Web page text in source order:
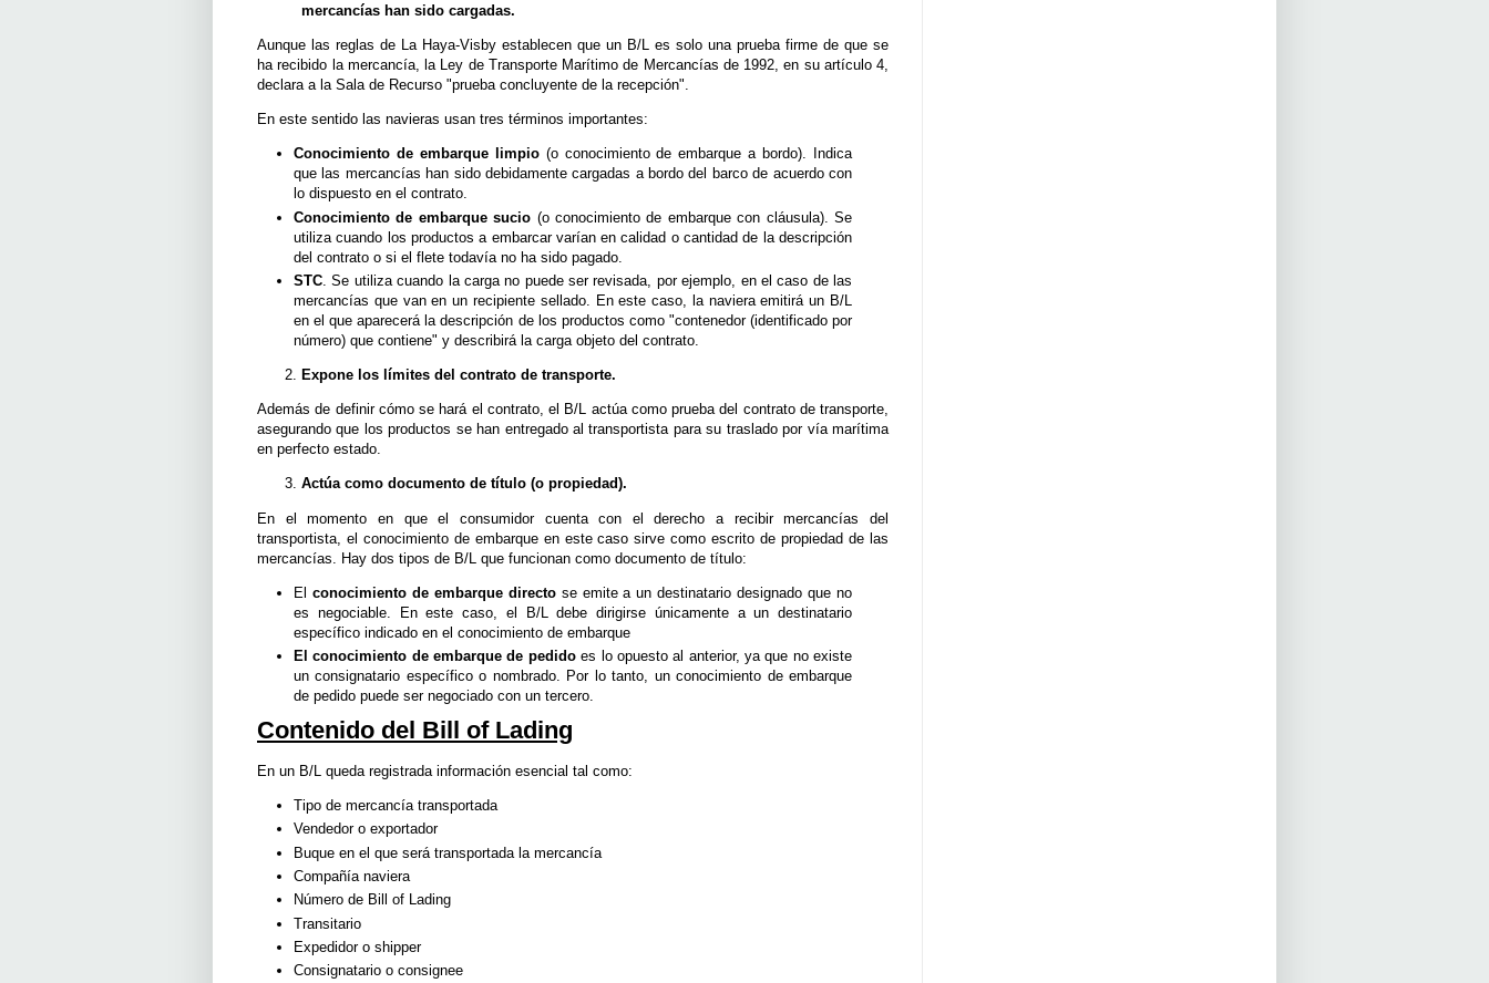
mercancías han sido cargadas.
Aunque las reglas de La Haya-Visby establecen que un B/L es solo una prueba firme de que se
ha recibido la mercancía, la Ley de Transporte Marítimo de Mercancías de 1992, en su artículo 4,
declara a la Sala de Recurso "prueba concluyente de la recepción".
En este sentido las navieras usan tres términos importantes:
Conocimiento de embarque limpio(o conocimiento de embarque a bordo). Indica
que las mercancías han sido debidamente cargadas a bordo del barco de acuerdo con
lo dispuesto en el contrato.
Conocimiento de embarque sucio (o conocimiento de embarque con cláusula). Se
utiliza cuando los productos a embarcar varían en calidad o cantidad de la descripción
del contrato o si el flete todavía no ha sido pagado.
STC . Se utiliza cuando la carga no puede ser revisada, por ejemplo, en el caso de las
mercancías que van en un recipiente sellado. En este caso, la naviera emitirá un B/L
en el que aparecerá la descripción de los productos como "contenedor (identificado por
número) que contiene" y describirá la carga objeto del contrato.
Expone los límites del contrato de transporte.
Además de definir cómo se hará el contrato, el B/L actúa como prueba del contrato de transporte,
asegurando que los productos se han entregado al transportista para su traslado por vía marítima
en perfecto estado.
Actúa como documento de título (o propiedad).
En el momento en que el consumidor cuenta con el derecho a recibir mercancías del
transportista, el conocimiento de embarque en este caso sirve como escrito de propiedad de las
mercancías. Hay dos tipos de B/L que funcionan como documento de título:
El conocimiento de embarque directose emite a un destinatario designado que no
es negociable. En este caso, el B/L debe dirigirse únicamente a un destinatario
específico indicado en el conocimiento de embarque
El conocimiento de embarque de pedidoes lo opuesto al anterior, ya que no existe
un consignatario específico o nombrado. Por lo tanto, un conocimiento de embarque
de pedido puede ser negociado con un tercero.
Contenido del Bill of Lading
En un B/L queda registrada información esencial tal como:
Tipo de mercancía transportada
Vendedor o exportador
Buque en el que será transportada la mercancía
Compañía naviera
Número de Bill of Lading
Transitario
Expedidor o shipper
Consignatario o consignee